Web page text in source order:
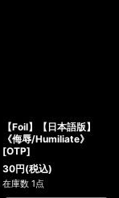
【Foil】【日本語版】
《侮辱/Humiliate》
[OTP]
30円(税込)
在庫数 1点